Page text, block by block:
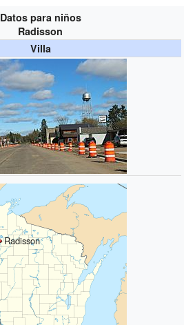
Datos para niños
Radisson
Villa
Radisson